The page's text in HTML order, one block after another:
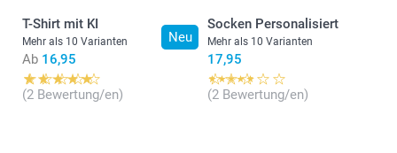
Auf links waschen bei 40 °C
18 cm
M
71,5 cm
Neu
T-Shirt mit KI
Mehr als 10 Varianten
Ab 16,95
(2 Bewertung/en)
Socken Personalisiert
Mehr als 10 Varianten
17,95
(2 Bewertung/en)